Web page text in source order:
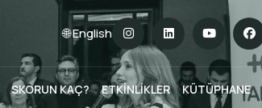
🌐 English
SKORUN KAÇ? ETKİNLİKLER KÜTÜPHANE